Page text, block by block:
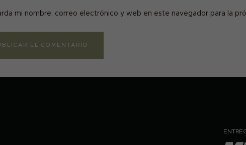
mi nombre, correo electrónico y web en este navegador para la